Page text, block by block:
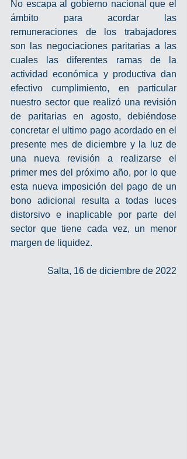
No escapa al gobierno nacional que el
ámbito para acordar las
remuneraciones de los trabajadores
son las negociaciones paritarias a las
cuales las diferentes ramas de la
actividad económica y productiva dan
efectivo cumplimiento, en particular
nuestro sector que realizó una revisión
de paritarias en agosto, debiéndose
concretar el ultimo pago acordado en el
presente mes de diciembre y la luz de
una nueva revisión a realizarse el
primer mes del próximo año, por lo que
esta nueva imposición del pago de un
bono adicional resulta a todas luces
distorsivo e inaplicable por parte del
sector que tiene cada vez, un menor
margen de liquidez.
Salta, 16 de diciembre de 2022